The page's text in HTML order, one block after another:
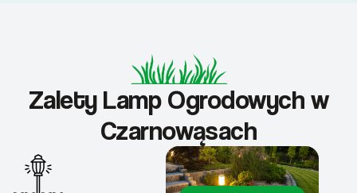
Zalety Lamp Ogrodowych w
Czarnowąsach